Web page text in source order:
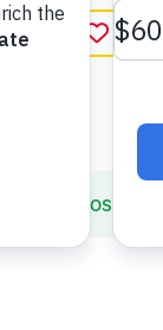
favorito
Miremos los libros